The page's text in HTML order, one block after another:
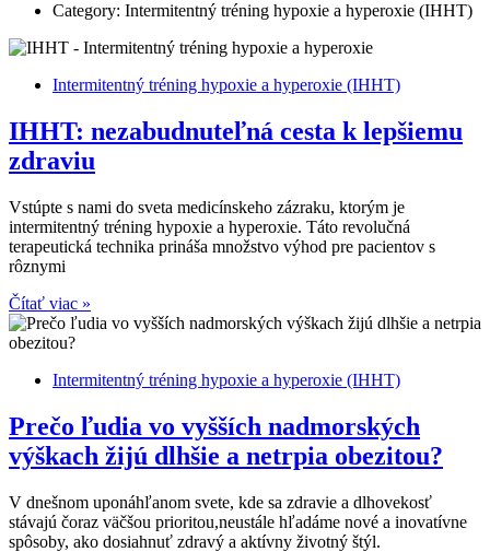
Category: Intermitentný tréning hypoxie a hyperoxie (IHHT)
Intermitentný tréning hypoxie a hyperoxie (IHHT)
IHHT: nezabudnuteľná cesta k lepšiemu
zdraviu
Vstúpte s nami do sveta medicínskeho zázraku, ktorým je
intermitentný tréning hypoxie a hyperoxie. Táto revolučná
terapeutická technika prináša množstvo výhod pre pacientov s
rôznymi
Čítať viac »
Intermitentný tréning hypoxie a hyperoxie (IHHT)
Prečo ľudia vo vyšších nadmorských
výškach žijú dlhšie a netrpia obezitou?
V dnešnom uponáhľanom svete, kde sa zdravie a dlhovekosť
stávajú čoraz väčšou prioritou,neustále hľadáme nové a inovatívne
spôsoby, ako dosiahnuť zdravý a aktívny životný štýl.